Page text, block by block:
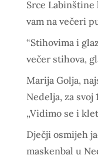
Srce Labinštine
vam na večeri
“Stihovima i
večer stihova,
Marija Golja,
Nedelja, za
„Vidimo se i
Dječji osmijeh
maskenbal u